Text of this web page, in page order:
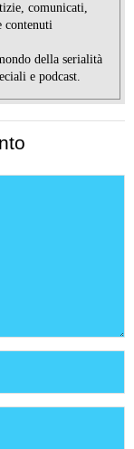
comunicati,
contenuti
della serialità
e podcast.